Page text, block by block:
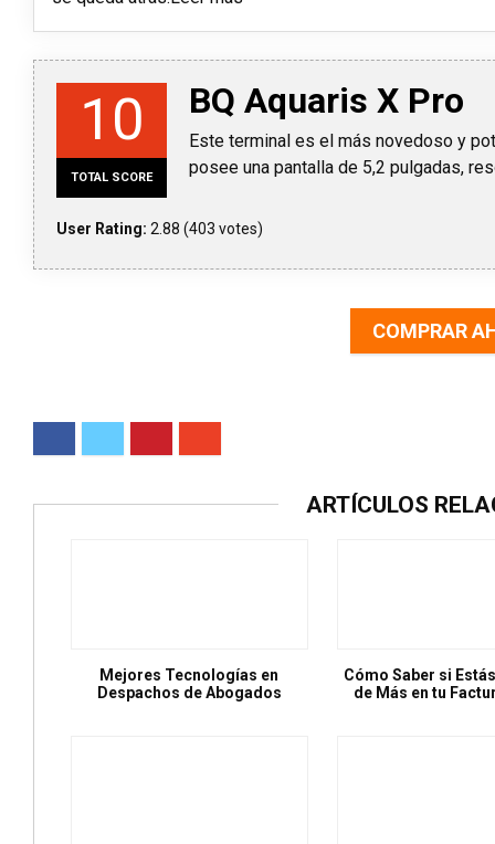
10
TOTAL SCORE
BQ Aquaris X Pro
Este terminal es el más novedoso y
posee una pantalla de 5,2 pulgadas,
User Rating: 2.88 (403 votes)
COMPRAR
ARTÍCULOS
Mejores Tecnologías en
Despachos de Abogados
Cómo Saber si
de Más en tu